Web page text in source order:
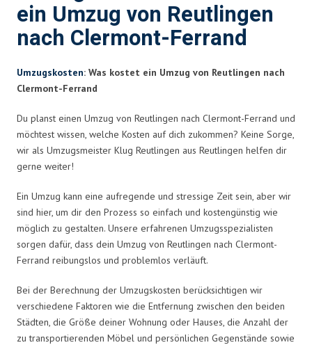
ein Umzug von Reutlingen
nach Clermont-Ferrand
Umzugskosten: Was kostet ein Umzug von Reutlingen nach
Clermont-Ferrand
Du planst einen Umzug von Reutlingen nach Clermont-Ferrand und
möchtest wissen, welche Kosten auf dich zukommen? Keine Sorge,
wir als Umzugsmeister Klug Reutlingen aus Reutlingen helfen dir
gerne weiter!
Ein Umzug kann eine aufregende und stressige Zeit sein, aber wir
sind hier, um dir den Prozess so einfach und kostengünstig wie
möglich zu gestalten. Unsere erfahrenen Umzugsspezialisten
sorgen dafür, dass dein Umzug von Reutlingen nach Clermont-
Ferrand reibungslos und problemlos verläuft.
Bei der Berechnung der Umzugskosten berücksichtigen wir
verschiedene Faktoren wie die Entfernung zwischen den beiden
Städten, die Größe deiner Wohnung oder Hauses, die Anzahl der
zu transportierenden Möbel und persönlichen Gegenstände sowie